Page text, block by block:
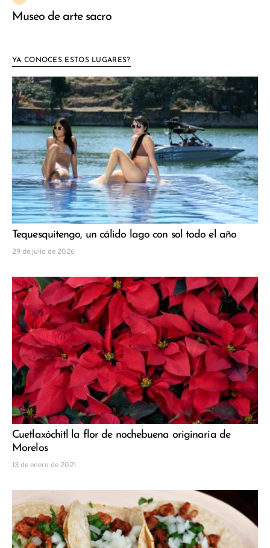
Museo de arte sacro
YA CONOCES ESTOS LUGARES?
Tequesquitengo, un cálido lago con sol todo el año
29 de julio de 2026
Cuetlaxóchitl la flor de nochebuena originaria de
Morelos
13 de enero de 2021